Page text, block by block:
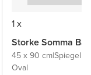
1 x
Storke Somma
45 x 90 cm|Spiegel
Oval